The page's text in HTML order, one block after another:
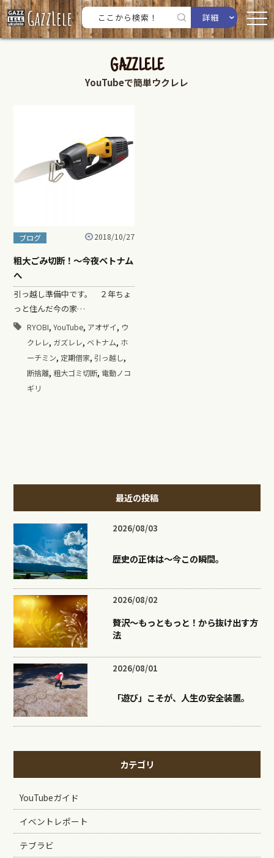
詳細
GAZZLELE
YouTubeで簡単ウクレレ
ブログ 2018/10/27
粗大ごみ切断！〜今夜ベトナム
へ
引っ越し準備中です。 ２年ちょ
っと住んだ今の家…
RYOBI, YouTube, アオザイ, ウ
クレレ, ガズレレ, ベトナム, ホ
ーチミン, 定期借家, 引っ越し,
断捨離, 粗大ゴミ切断, 電動ノコ
ギリ
最近の投稿
2026/08/03
歴史の正体は〜今この瞬間。
2026/08/02
贅沢〜もっともっと！から抜け出す方
法
2026/08/01
「遊び」こそが、人生の安全装置。
カテゴリ
YouTubeガイド
イベントレポート
テブラビ